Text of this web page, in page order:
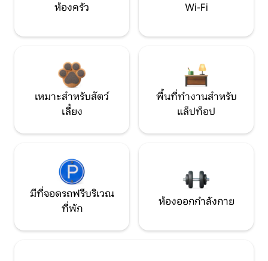
ห้องครัว Wi-Fi
เหมาะสำหรับสัตว์
เลี้ยง
พื้นที่ทำงานสำหรับ
แล็ปท็อป
มีที่จอดรถฟรีบริเวณ
ที่พัก
ห้องออกกำลังกาย